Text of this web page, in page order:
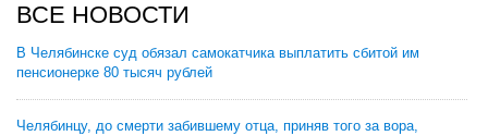
ВСЕ НОВОСТИ
В Челябинске суд обязал самокатчика выплатить сбитой им
пенсионерке 80 тысяч рублей
Челябинцу, до смерти забившему отца, приняв того за вора,